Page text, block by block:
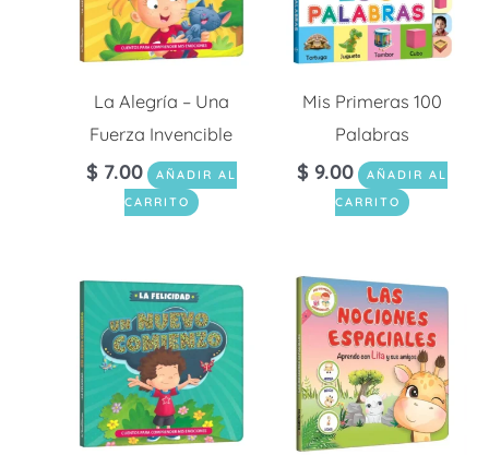
La Alegría – Una
Fuerza Invencible
$ 7.00
AÑADIR AL
CARRITO
Mis Primeras 100
Palabras
$ 9.00
AÑADIR AL
CARRITO